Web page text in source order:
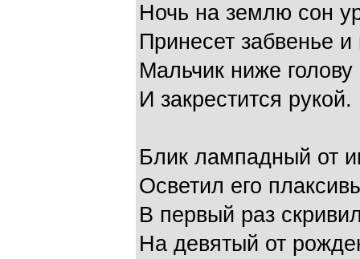
Ночь на землю сон
Принесет забвенье и
Мальчик ниже голову
И закрестится рукой.
Блик лампадный от
Осветил его
В первый раз
На девятый от